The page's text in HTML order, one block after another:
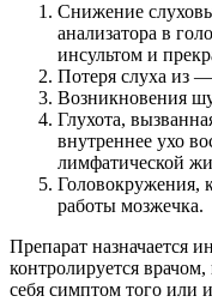
Снижение
анализатора в
инсультом и
Потеря слуха из —
Возникновения
Глухота,
внутреннее ухо
лимфатической
Головокружения,
работы мозжечка.
Препарат назначается
контролируется
себя симптом того или